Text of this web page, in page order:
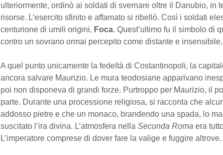
ulteriormente, ordinò ai soldati di svernare oltre il Danubio, in
risorse. L’esercito sfinito e affamato si ribellò. Così i soldati
centurione di umili origini, Foca. Quest’ultimo fu il simbolo di
contro un sovrano ormai percepito come distante e insensibile.
A quel punto unicamente la fedeltà di Costantinopoli, la
ancora salvare Maurizio. Le mura teodosiane apparivano
poi non disponeva di grandi forze. Purtroppo per Maurizio, il
parte. Durante una processione religiosa, si racconta che
addosso pietre e che un monaco, brandendo una spada, lo
suscitato l’ira divina. L’atmosfera nella Seconda Roma era
L’imperatore comprese di dover fare la valige e fuggire altrove.